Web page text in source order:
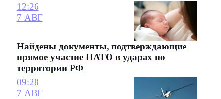
12:26
7 АВГ
Найдены документы, подтверждающие
прямое участие НАТО в ударах по
территории РФ
09:28
7 АВГ